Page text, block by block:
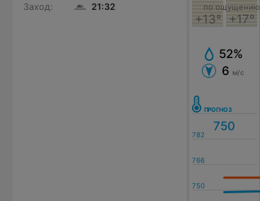
Заход:
21:32
+13° +17°
по ощущению
52%
6 м/с